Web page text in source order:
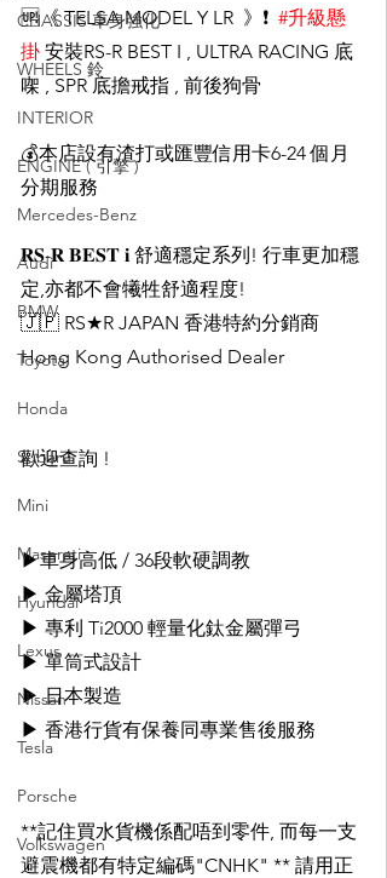
CHASSIS 車身強化
WHEELS 鈴
INTERIOR
ENGINE ( 引擎 )
Mercedes-Benz
Audi
BMW
Toyota
Honda
Subaru
Mini
Maserati
Hyundai
Lexus
Nissan
Tesla
Porsche
Volkswagen
🆙《 TELSA MODEL Y LR  》❗️ #升級懸
掛 安裝RS-R BEST I , ULTRA RACING 底
㗎 , SPR 底擔戒指 , 前後狗骨
💰本店設有渣打或匯豐信用卡6-24 個月
分期服務
𝐑𝐒-𝐑 𝐁𝐄𝐒𝐓 𝐢 舒適穩定系列! 行車更加穩
定,亦都不會犧牲舒適程度!
🇯🇵 RS★R JAPAN 香港特約分銷商
Hong Kong Authorised Dealer
歡迎查詢 !
▶車身高低 / 36段軟硬調教
▶ 金屬塔頂
▶ 專利 Ti2000 輕量化鈦金屬彈弓
▶ 單筒式設計
▶ 日本製造
▶ 香港行貨有保養同專業售後服務
**記住買水貨機係配唔到零件, 而每一支
避震機都有特定編碼"CNHK" ** 請用正